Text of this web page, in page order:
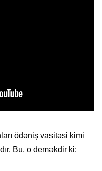
ödəniş vasitəsi kimi
Bu, o deməkdir ki: